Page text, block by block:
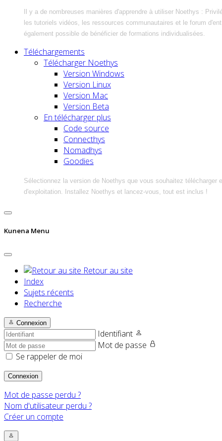
Il y a de nombreuses manières d'apprendre à utiliser Noethys :
les tutoriels vidéos, les ressources communautaires et le forum
également possible de bénéficier de formations individualisées.
Téléchargements
Télécharger Noethys
Version Windows
Version Linux
Version Mac
Version Beta
En télécharger plus
Code source
Connecthys
Nomadhys
Goodies
Sélectionnez la version de Noethys que vous souhaitez télécharger
d'exploitation. Installez Noethys et lancez-vous, tout est inclus !
Kunena Menu
Retour au site
Index
Sujets récents
Recherche
Connexion
Identifiant
Mot de passe
Se rappeler de moi
Connexion
Mot de passe perdu ?
Nom d'utilisateur perdu ?
Créer un compte